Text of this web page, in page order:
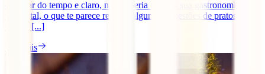
o passar do tempo e claro, não poderia faltar, a sua gastronomia.
Como tal, o que te parece receber algumas sugestões de pratos
típicos [...]
Ler mais